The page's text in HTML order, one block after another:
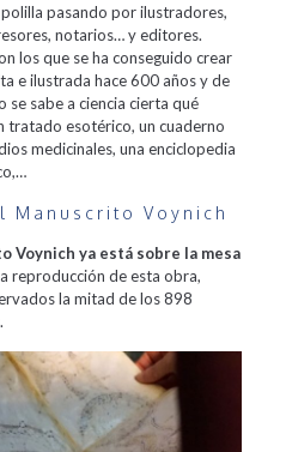
pasando por ilustradores,
notarios… y editores.
los que se ha conseguido crear
e ilustrada hace 600 años y de
se sabe a ciencia cierta qué
tratado esotérico, un cuaderno
medicinales, una enciclopedia
Manuscrito Voynich
Voynich ya está sobre la mesa
reproducción de esta obra,
la mitad de los 898